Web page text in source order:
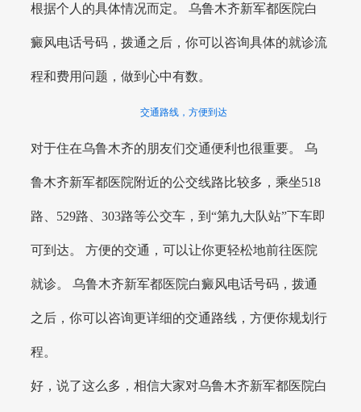
根据个人的具体情况而定。 乌鲁木齐新军都医院白
癜风电话号码，拨通之后，你可以咨询具体的就诊流
程和费用问题，做到心中有数。
交通路线，方便到达
对于住在乌鲁木齐的朋友们交通便利也很重要。 乌
鲁木齐新军都医院附近的公交线路比较多，乘坐518
路、529路、303路等公交车，到“第九大队站”下车即
可到达。 方便的交通，可以让你更轻松地前往医院
就诊。 乌鲁木齐新军都医院白癜风电话号码，拨通
之后，你可以咨询更详细的交通路线，方便你规划行
程。
好，说了这么多，相信大家对乌鲁木齐新军都医院白